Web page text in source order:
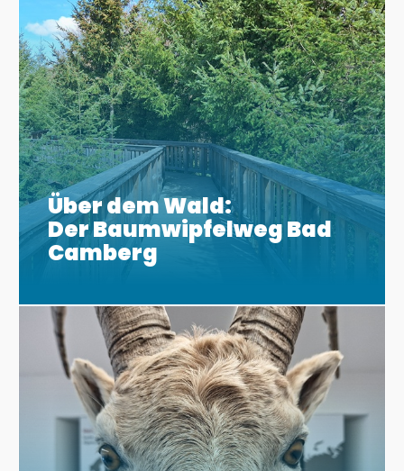
Über dem Wald:
Der Baumwipfelweg Bad
Camberg